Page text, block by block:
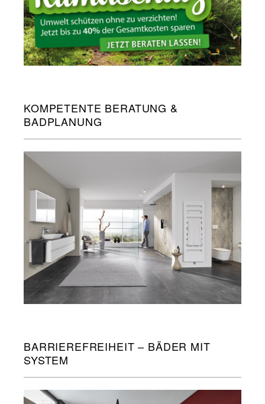
KOMPETENTE BERATUNG &
BADPLANUNG
BARRIEREFREIHEIT – BÄDER MIT
SYSTEM